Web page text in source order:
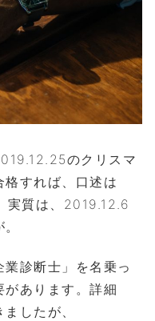
のクリスマ
すれば、口述は
実質は、2019.12.6
診断士」を名乗っ
あります。詳細
したが、